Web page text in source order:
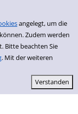
angelegt, um die
Zudem werden
Bitte beachten Sie
. Mit der weiteren